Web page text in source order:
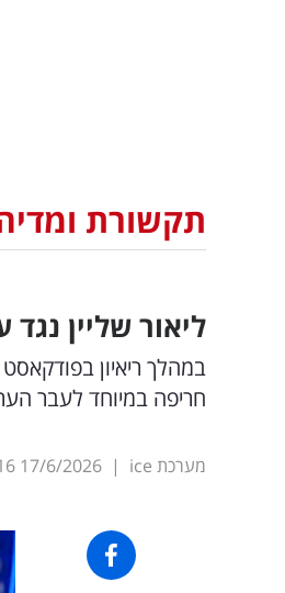
תקשורת
ליאור שליין נגד ערוץ 14: "המוח שלהם
במהלך ריאיון
חריפה במיוחד לעבר
מערכת ice |
17/6/2026